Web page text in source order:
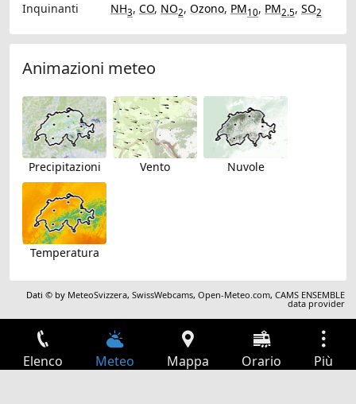
Inquinanti
NH3, CO, NO2, Ozono, PM10, PM2.5, SO2
Animazioni meteo
Precipitazioni Vento Nuvole
Temperatura
Dati © by MeteoSvizzera,SwissWebcams,Open-Meteo.com,CAMS ENSEMBLE
data provider
Elenco Meteo Mappa Orario Più